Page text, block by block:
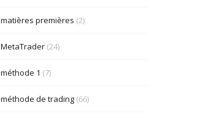
matières premières (2)
MetaTrader(24)
méthode 1 (7)
méthode de trading(66)